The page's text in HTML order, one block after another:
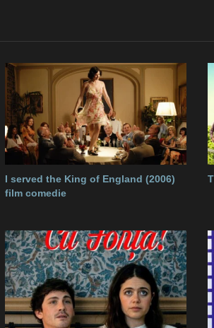
I served the King of England (2006)
film comedie